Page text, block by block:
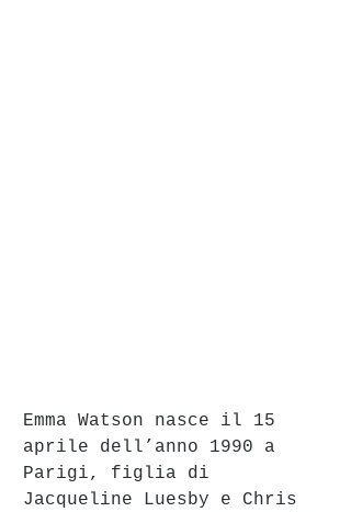
Emma Watson nasce il 15
aprile dell’anno 1990 a
Parigi, figlia di
Jacqueline Luesby e Chris